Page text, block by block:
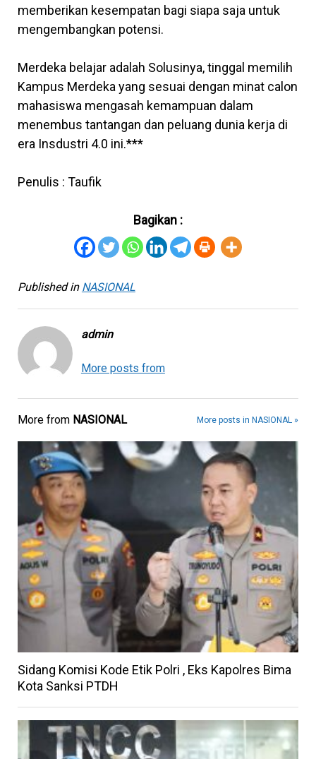
memberikan kesempatan bagi siapa saja untuk
mengembangkan potensi.
Merdeka belajar adalah Solusinya, tinggal memilih
Kampus Merdeka yang sesuai dengan minat calon
mahasiswa mengasah kemampuan dalam
menembus tantangan dan peluang dunia kerja di
era Insdustri 4.0 ini.***
Penulis : Taufik
Bagikan :
Published in NASIONAL
admin
More posts from
More from NASIONAL More posts in NASIONAL »
Sidang Komisi Kode Etik Polri , Eks Kapolres Bima
Kota Sanksi PTDH